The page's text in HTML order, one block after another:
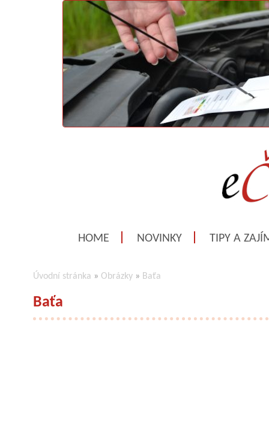
HOME NOVINKY TIPY A
Úvodní stránka » Obrázky » Baťa
Baťa